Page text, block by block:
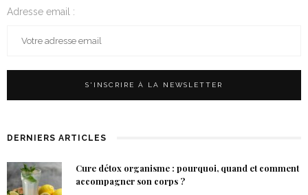
Adresse email :
DERNIERS ARTICLES
Cure détox organisme : pourquoi, quand et comment
accompagner son corps ?